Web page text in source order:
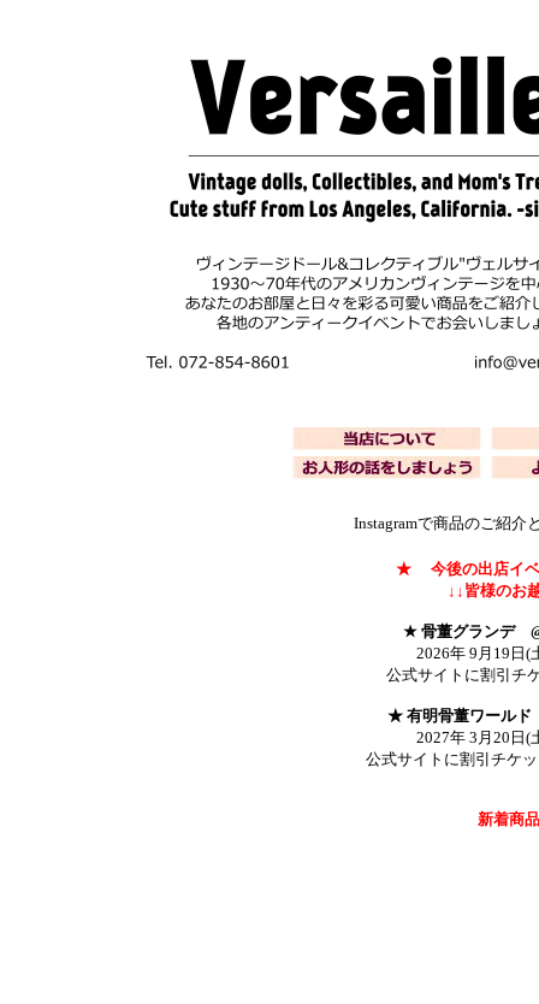
Instagramで商品のご紹介
★ 今後の出店イ
↓↓皆様のお
★ 骨董グランデ
2026年 9月19日
公式サイトに割引
★ 有明骨董ワール
2027年 3月20日
公式サイトに割引チケ
新着商